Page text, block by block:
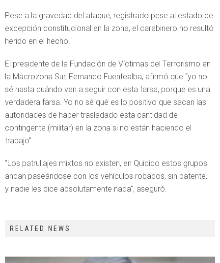
Pese a la gravedad del ataque, registrado pese al estado de
excepción constitucional en la zona, el carabinero no resultó
herido en el hecho.
El presidente de la Fundación de Víctimas del Terrorismo en
la Macrozona Sur, Fernando Fuentealba, afirmó que “yo no
sé hasta cuándo van a seguir con esta farsa, porque es una
verdadera farsa. Yo no sé qué es lo positivo que sacan las
autoridades de haber trasladado esta cantidad de
contingente (militar) en la zona si no están haciendo el
trabajo”.
“Los patrullajes mixtos no existen, en Quidico estos grupos
andan paseándose con los vehículos robados, sin patente,
y nadie les dice absolutamente nada”, aseguró.
RELATED NEWS